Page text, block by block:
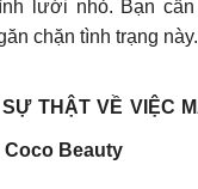
lưới nhỏ. Bạn
chặn tình trạng này.
THẬT VỀ VIỆC
Coco Beauty